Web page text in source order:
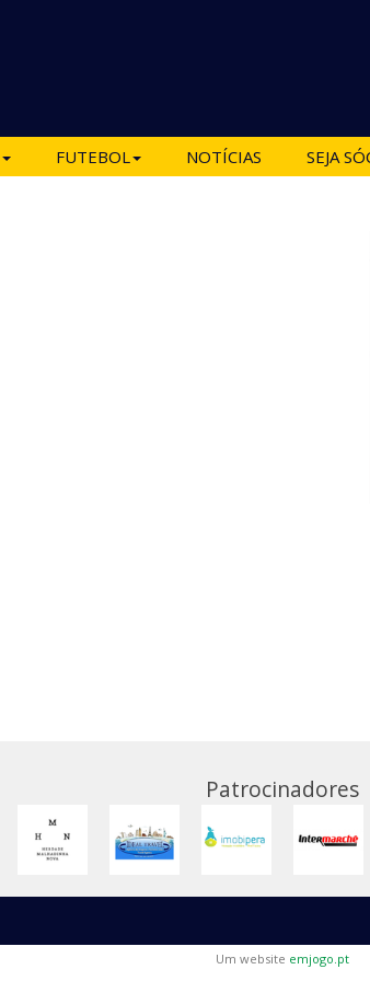
FUTEBOL NOTÍCIAS SEJA
Patrocinadores
Um website emjogo.pt